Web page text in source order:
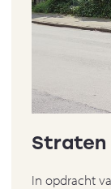
Straten
In opdracht